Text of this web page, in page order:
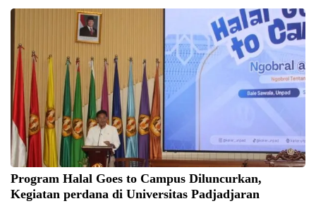
Dirjen Bimas Islam Kemenag Abu Rokhmad. (Foto: kemenag.go.id)
Program Halal Goes to Campus Diluncurkan,
Kegiatan perdana di Universitas Padjadjaran